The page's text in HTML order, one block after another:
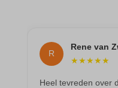
R
Rene van
★★★★★
Heel tevreden over
OptanonAlertBoxClosed